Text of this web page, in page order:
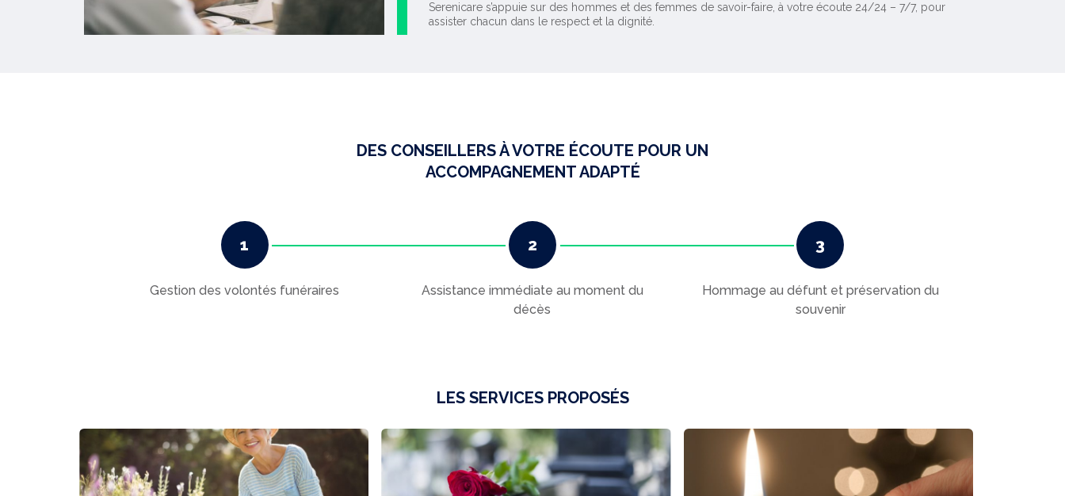
Serenicare s’appuie sur des hommes et des femmes de savoir-faire, à votre écoute 24/24 – 7/7, pour
assister chacun dans le respect et la dignité.
DES CONSEILLERS À VOTRE ÉCOUTE POUR UN
ACCOMPAGNEMENT ADAPTÉ
Gestion des volontés funéraires
Assistance immédiate au moment du
décès
Hommage au défunt et préservation du
souvenir
LES SERVICES PROPOSÉS